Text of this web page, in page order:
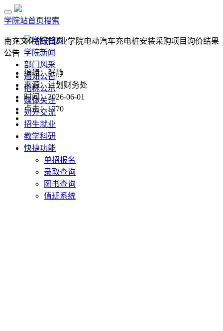
学院站首页搜索
学院首页
学院新闻
部门风采
通知公告
招标公示
媒体关注
对外交流
招生就业
教学科研
快捷功能
单招报名
录取查询
图书查询
值班系统
南充文化旅游职业学院电动汽车充电桩安装采购项目询价结果
公告
编辑：张静
来源：计划财务处
时间：2026-06-01
点击：1770